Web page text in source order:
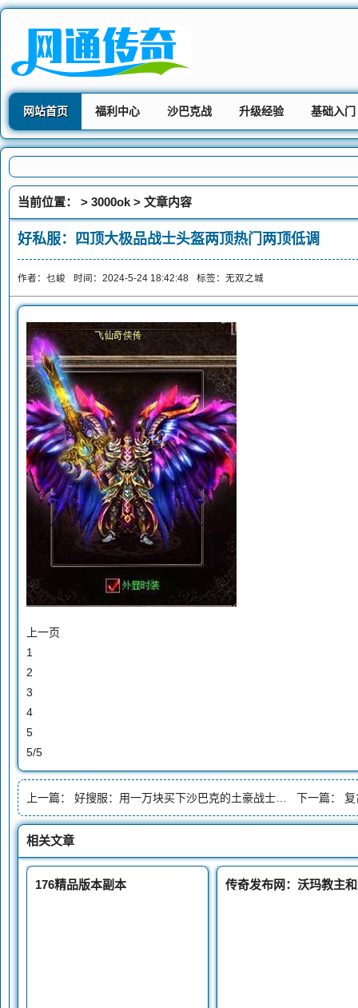
网站首页 福利中心 沙巴克战 升级经验 基础入门
当前位置： > 3000ok > 文章内容
好私服：四顶大极品战士头盔两顶热门两顶低调
作者：乜峻 时间：2024-5-24 18:42:48 标签： 无双之城
上一页
1
2
3
4
5
5/5
上一篇： 好搜服：用一万块买下沙巴克的土豪战士明教恺撒 下一篇： 复
相关文章
176精品版本副本